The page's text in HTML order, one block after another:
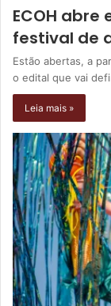
ECOH
festival de
Estão abertas, a
o edital que vai
Leia mais »